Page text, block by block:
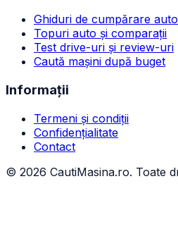
Ghiduri de cumpărare auto
Topuri auto și comparații
Test drive-uri și review-uri
Caută mașini după buget
Informații
Termeni și condiții
Confidențialitate
Contact
© 2026 CautiMasina.ro. Toate